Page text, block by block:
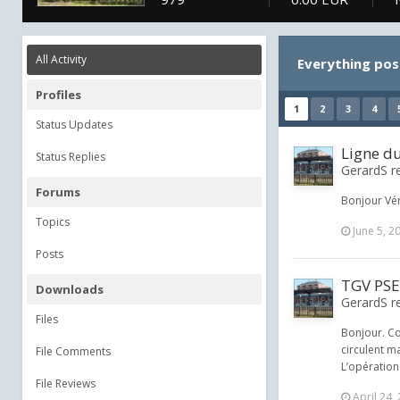
All Activity
Profiles
Status Updates
Status Replies
Forums
Topics
Posts
Downloads
Files
File Comments
File Reviews
Everything
1 2 3 4
Ligne
GerardS
Bonjour
June 5,
TGV
GerardS
Bonjour.
circulent
April 24,